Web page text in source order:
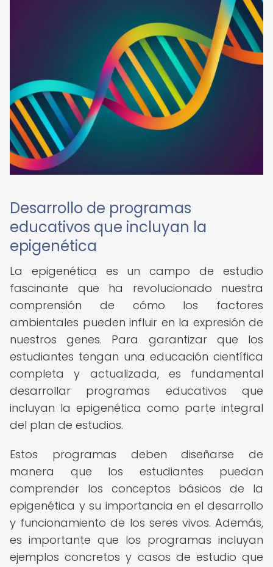
Desarrollo de programas
educativos que incluyan la
epigenética
La epigenética es un campo de estudio
fascinante que ha revolucionado nuestra
comprensión de cómo los factores
ambientales pueden influir en la expresión de
nuestros genes. Para garantizar que los
estudiantes tengan una educación científica
completa y actualizada, es fundamental
desarrollar programas educativos que
incluyan la epigenética como parte integral
del plan de estudios.
Estos programas deben diseñarse de
manera que los estudiantes puedan
comprender los conceptos básicos de la
epigenética y su importancia en el desarrollo
y funcionamiento de los seres vivos. Además,
es importante que los programas incluyan
ejemplos concretos y casos de estudio que